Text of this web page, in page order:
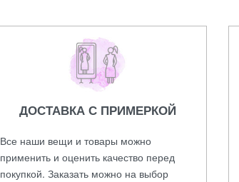
ДОСТАВКА С ПРИМЕРКОЙ
Все наши вещи и товары можно
применить и оценить качество перед
покупкой. Заказать можно на выбор